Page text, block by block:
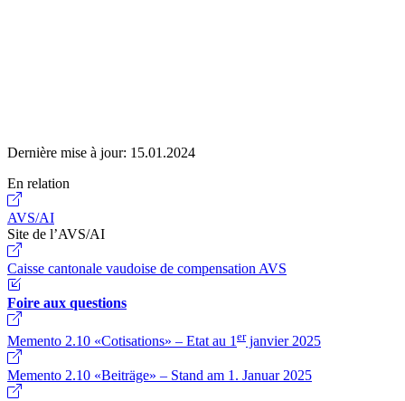
Dernière mise à jour: 15.01.2024
En relation
AVS/AI
Site de l’AVS/AI
Caisse cantonale vaudoise de compensation AVS
Foire aux questions
Memento 2.10 «Cotisations» – Etat au 1 erjanvier 2025
Memento 2.10 «Beiträge» – Stand am 1. Januar 2025